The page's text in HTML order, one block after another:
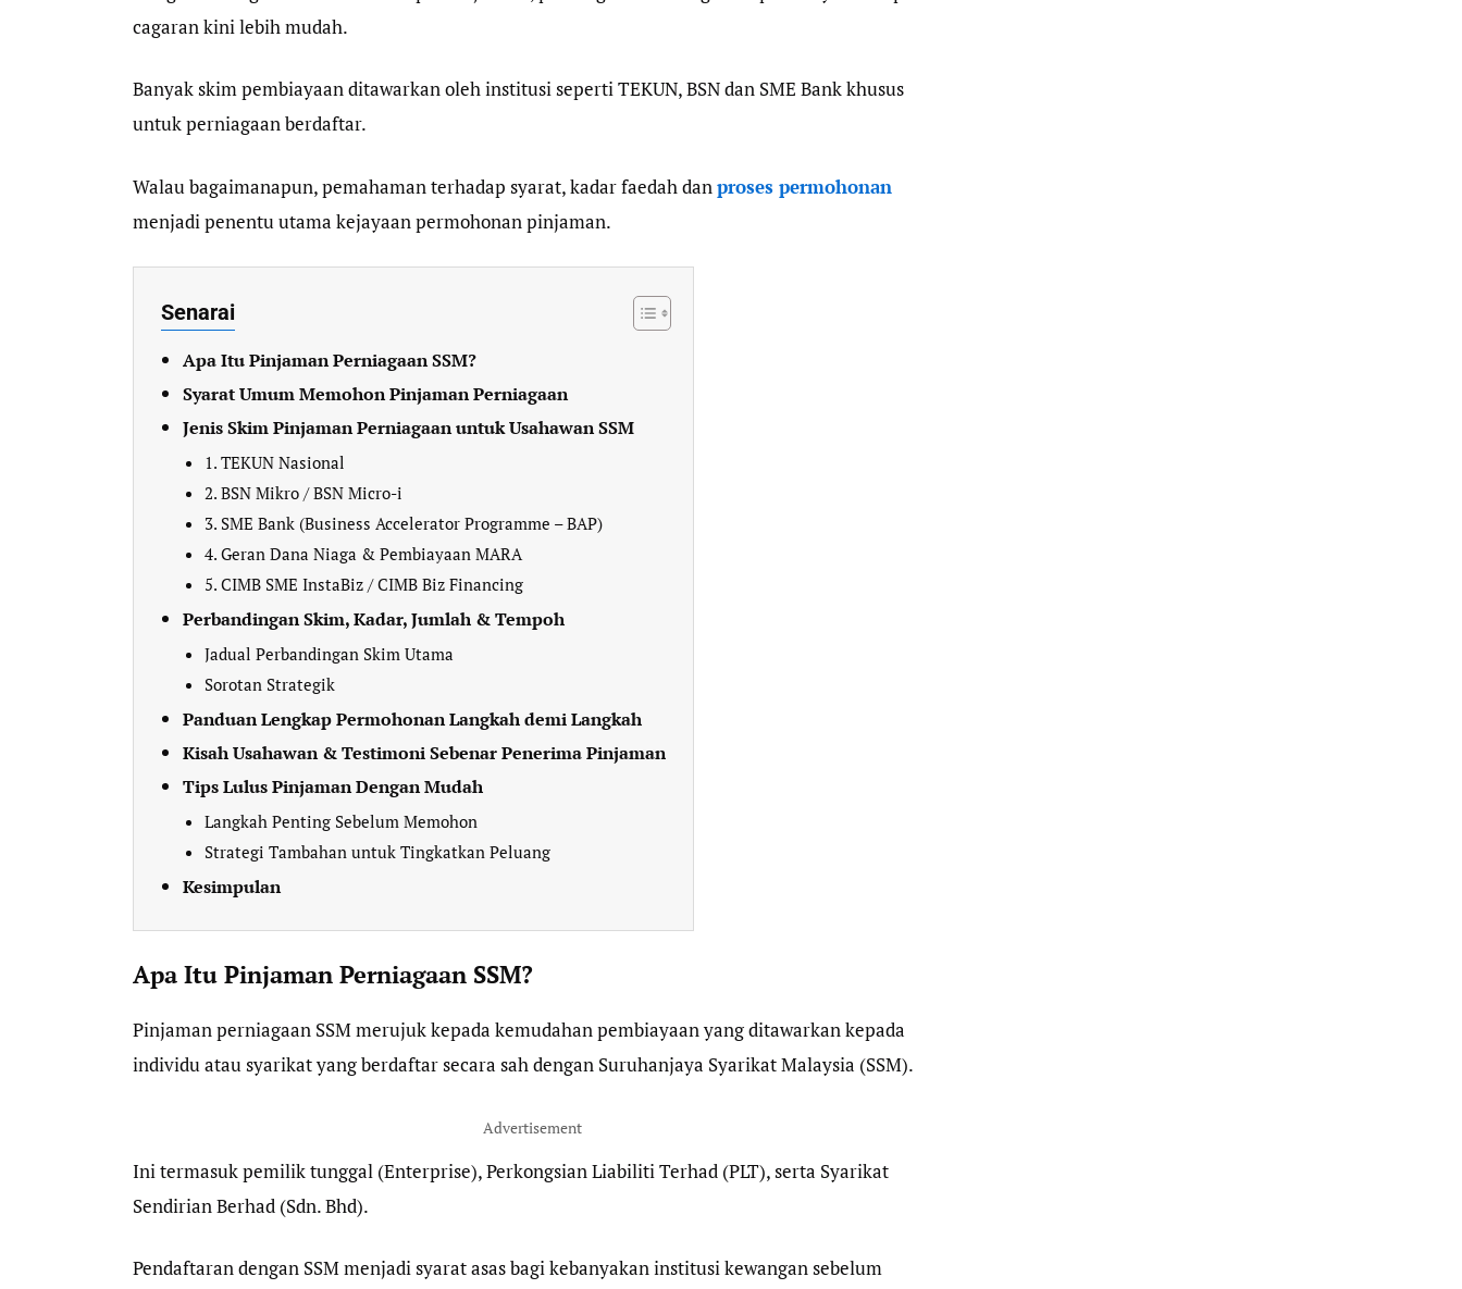
cagaran kini lebih mudah.
Banyak skim pembiayaan ditawarkan oleh institusi seperti TEKUN, BSN dan SME Bank khusus
untuk perniagaan berdaftar.
Walau bagaimanapun, pemahaman terhadap syarat, kadar faedah danproses permohonan
menjadi penentu utama kejayaan permohonan pinjaman.
Senarai
Apa Itu Pinjaman Perniagaan SSM?
Syarat Umum Memohon Pinjaman Perniagaan
Jenis Skim Pinjaman Perniagaan untuk Usahawan SSM
1. TEKUN Nasional
2. BSN Mikro / BSN Micro-i
3. SME Bank (Business Accelerator Programme – BAP)
4. Geran Dana Niaga & Pembiayaan MARA
5. CIMB SME InstaBiz / CIMB Biz Financing
Perbandingan Skim, Kadar, Jumlah & Tempoh
Jadual Perbandingan Skim Utama
Sorotan Strategik
Panduan Lengkap Permohonan Langkah demi Langkah
Kisah Usahawan & Testimoni Sebenar Penerima Pinjaman
Tips Lulus Pinjaman Dengan Mudah
Langkah Penting Sebelum Memohon
Strategi Tambahan untuk Tingkatkan Peluang
Kesimpulan
Apa Itu Pinjaman Perniagaan SSM?
Pinjaman perniagaan SSM merujuk kepada kemudahan pembiayaan yang ditawarkan kepada
individu atau syarikat yang berdaftar secara sah dengan Suruhanjaya Syarikat Malaysia (SSM).
Advertisement
Ini termasuk pemilik tunggal (Enterprise), Perkongsian Liabiliti Terhad (PLT), serta Syarikat
Sendirian Berhad (Sdn. Bhd).
Pendaftaran dengan SSM menjadi syarat asas bagi kebanyakan institusi kewangan sebelum